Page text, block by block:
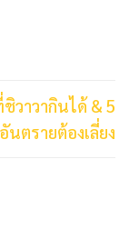
วาวากินได้ & 5
นตรายต้องเลี่ยง